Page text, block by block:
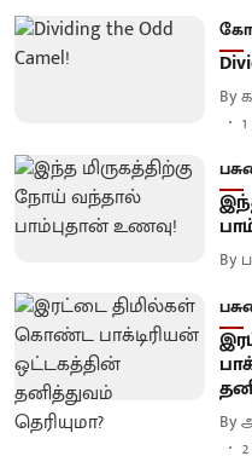
By
1
By
By
2